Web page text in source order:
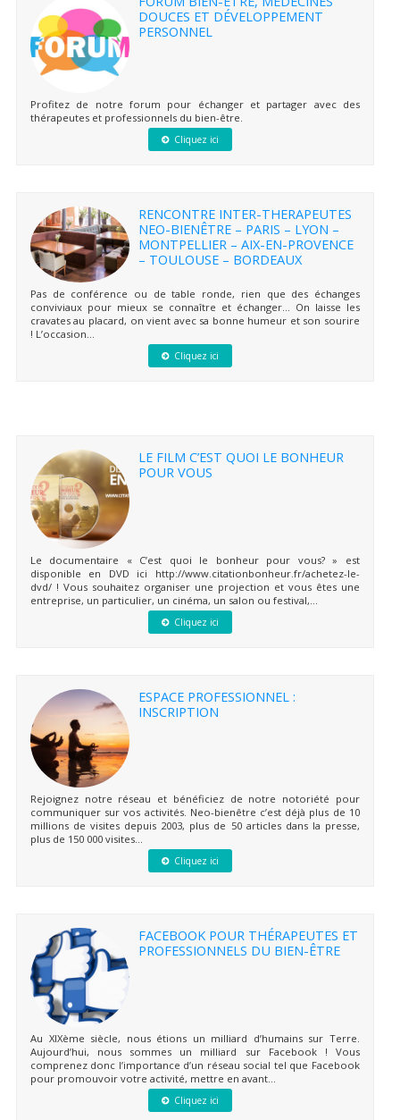
DOUCES ET DÉVELOPPEMENT
PERSONNEL
Profitez de notre forum pour échanger et partager avec des
thérapeutes et professionnels du bien-être.
Cliquez ici
RENCONTRE INTER-THERAPEUTES
NEO-BIENÊTRE – PARIS – LYON –
MONTPELLIER – AIX-EN-PROVENCE
– TOULOUSE – BORDEAUX
Pas de conférence ou de table ronde, rien que des échanges
conviviaux pour mieux se connaître et échanger… On laisse les
cravates au placard, on vient avec sa bonne humeur et son sourire
! L’occasion...
Cliquez ici
LE FILM C’EST QUOI LE BONHEUR
POUR VOUS
Le documentaire « C’est quoi le bonheur pour vous? » est
disponible en DVD ici http://www.citationbonheur.fr/achetez-le-
dvd/ ! Vous souhaitez organiser une projection et vous êtes une
entreprise, un particulier, un cinéma, un salon ou festival,...
Cliquez ici
ESPACE PROFESSIONNEL :
INSCRIPTION
Rejoignez notre réseau et bénéficiez de notre notoriété pour
communiquer sur vos activités. Neo-bienêtre c’est déjà plus de 10
millions de visites depuis 2003, plus de 50 articles dans la presse,
plus de 150 000 visites...
Cliquez ici
FACEBOOK POUR THÉRAPEUTES ET
PROFESSIONNELS DU BIEN-ÊTRE
Au XIXème siècle, nous étions un milliard d’humains sur Terre.
Aujourd’hui, nous sommes un milliard sur Facebook ! Vous
comprenez donc l’importance d’un réseau social tel que Facebook
pour promouvoir votre activité, mettre en avant...
Cliquez ici